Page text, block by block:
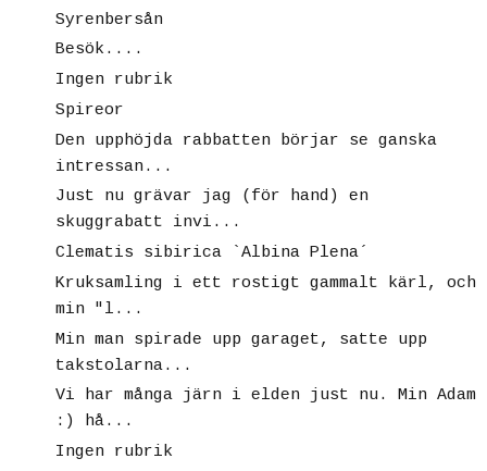
Syrenbersån
Besök....
Ingen rubrik
Spireor
Den upphöjda rabbatten börjar se ganska
intressan...
Just nu grävar jag (för hand) en
skuggrabatt invi...
Clematis sibirica `Albina Plena´
Kruksamling i ett rostigt gammalt kärl, och
min "l...
Min man spirade upp garaget, satte upp
takstolarna...
Vi har många järn i elden just nu. Min Adam
:) hå...
Ingen rubrik